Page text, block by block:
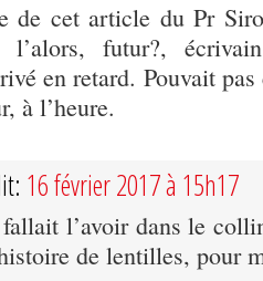
de cet article du Pr
l’alors, futur?,
en retard. Pouvait
à l’heure.
16 février 2017 à 15h17
l’avoir dans le
de lentilles, pour